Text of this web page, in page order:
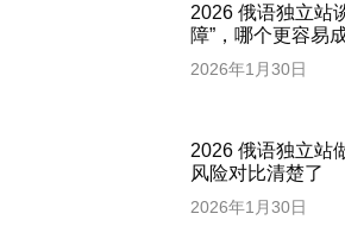
2026 俄语独立站
障”，哪个更容易
2026年1月30日
2026 俄语独立站
风险对比清楚了
2026年1月30日